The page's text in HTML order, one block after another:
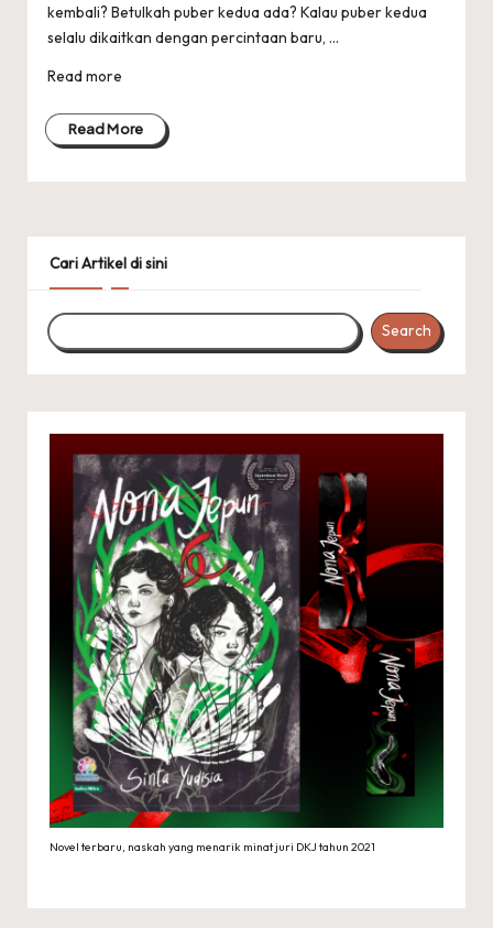
kembali? Betulkah puber kedua ada? Kalau puber kedua
selalu dikaitkan dengan percintaan baru, ...
Read more
Read More
Cari Artikel di sini
Search
Novel terbaru, naskah yang menarik minat juri DKJ tahun 2021